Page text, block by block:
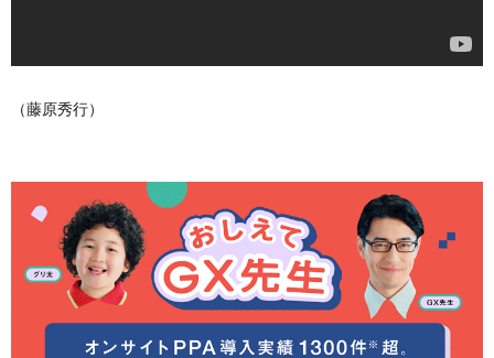
（藤原秀行）